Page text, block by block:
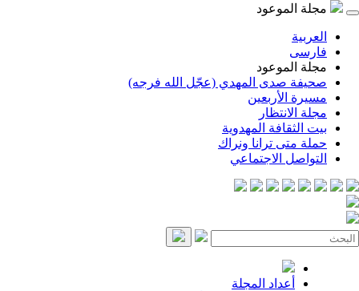
مجلة الموعود
العربية
فارسی
مجلة الموعود
صحيفة صدى المهدي (عجّل الله فرجه)
مسيرة الأربعين
مجلة الانتظار
بيت الثقافة المهدوية
حملة متى ترانا ونراك
التواصل الاجتماعي
أعداد المجلة